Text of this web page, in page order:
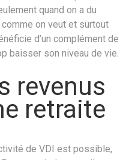
quand on a du
comme on veut et surtout
d’un complément de
baisser son niveau de vie.
revenus
retraite
de VDI est possible,